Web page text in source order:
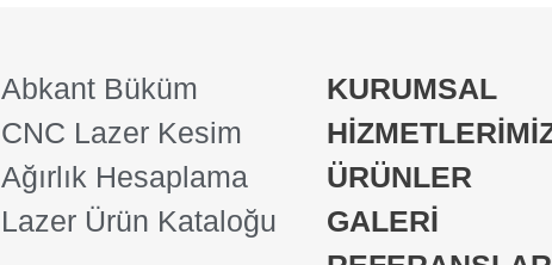
Abkant Büküm
CNC Lazer Kesim
Ağırlık Hesaplama
Lazer Ürün Kataloğu
KURUMSAL
ÜRÜNLER
GALERİ